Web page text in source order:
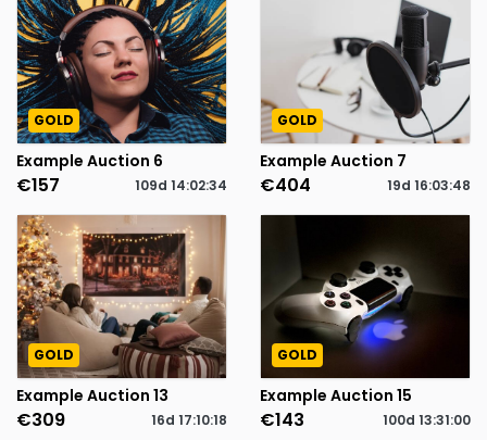
GOLD
Example Auction 6
€157 109d 14:02:34
GOLD
Example Auction 7
€404 19d 16:03:48
GOLD
Example Auction 13
€309 16d 17:10:18
GOLD
Example Auction 15
€143 100d 13:31:00